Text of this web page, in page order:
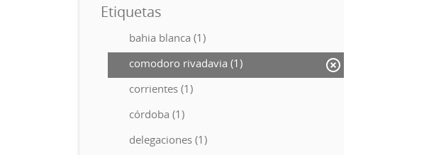
Etiquetas
bahia blanca (1)
comodoro rivadavia (1)
corrientes (1)
córdoba (1)
delegaciones (1)